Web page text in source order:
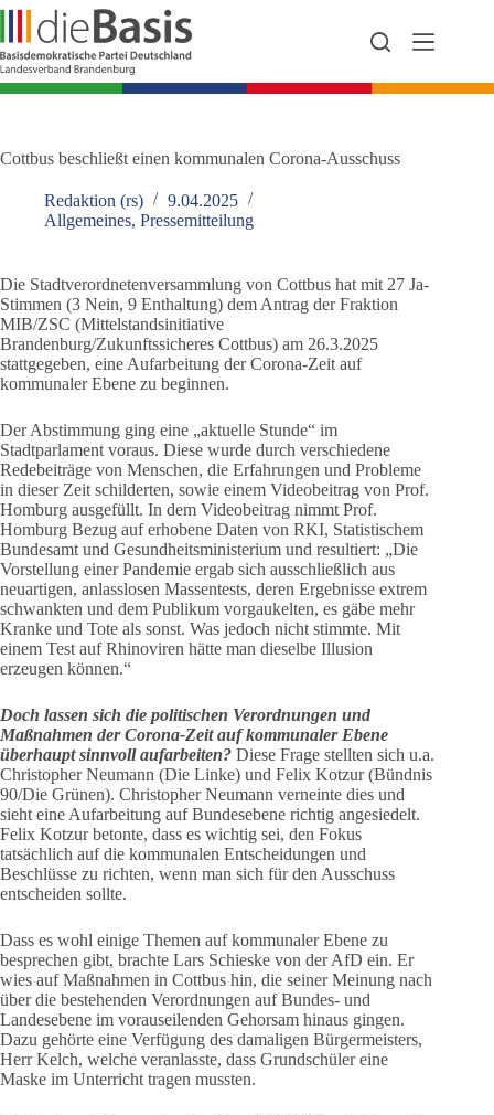
Zum
Inhalt
springen
Cottbus beschließt einen kommunalen Corona-Ausschuss
Redaktion (rs)
9.04.2025
Allgemeines, Pressemitteilung
Die Stadtverordnetenversammlung von Cottbus hat mit 27 Ja-
Stimmen (3 Nein, 9 Enthaltung) dem Antrag der Fraktion
MIB/ZSC (Mittelstandsinitiative
Brandenburg/Zukunftssicheres Cottbus) am 26.3.2025
stattgegeben, eine Aufarbeitung der Corona-Zeit auf
kommunaler Ebene zu beginnen.
Der Abstimmung ging eine „aktuelle Stunde“ im
Stadtparlament voraus. Diese wurde durch verschiedene
Redebeiträge von Menschen, die Erfahrungen und Probleme
in dieser Zeit schilderten, sowie einem Videobeitrag von Prof.
Homburg ausgefüllt. In dem Videobeitrag nimmt Prof.
Homburg Bezug auf erhobene Daten von RKI, Statistischem
Bundesamt und Gesundheitsministerium und resultiert: „Die
Vorstellung einer Pandemie ergab sich ausschließlich aus
neuartigen, anlasslosen Massentests, deren Ergebnisse extrem
schwankten und dem Publikum vorgaukelten, es gäbe mehr
Kranke und Tote als sonst. Was jedoch nicht stimmte. Mit
einem Test auf Rhinoviren hätte man dieselbe Illusion
erzeugen können.“
Doch lassen sich die politischen Verordnungen und
Maßnahmen der Corona-Zeit auf kommunaler Ebene
überhaupt sinnvoll aufarbeiten? Diese Frage stellten sich u.a.
Christopher Neumann (Die Linke) und Felix Kotzur (Bündnis
90/Die Grünen). Christopher Neumann verneinte dies und
sieht eine Aufarbeitung auf Bundesebene richtig angesiedelt.
Felix Kotzur betonte, dass es wichtig sei, den Fokus
tatsächlich auf die kommunalen Entscheidungen und
Beschlüsse zu richten, wenn man sich für den Ausschuss
entscheiden sollte.
Dass es wohl einige Themen auf kommunaler Ebene zu
besprechen gibt, brachte Lars Schieske von der AfD ein. Er
wies auf Maßnahmen in Cottbus hin, die seiner Meinung nach
über die bestehenden Verordnungen auf Bundes- und
Landesebene im vorauseilenden Gehorsam hinaus gingen.
Dazu gehörte eine Verfügung des damaligen Bürgermeisters,
Herr Kelch, welche veranlasste, dass Grundschüler eine
Maske im Unterricht tragen mussten.